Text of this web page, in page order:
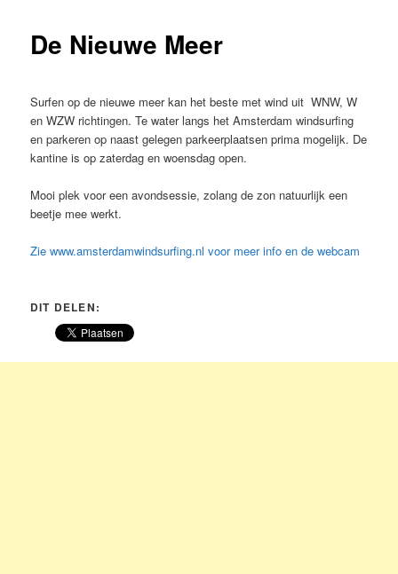
De Nieuwe Meer
Surfen op de nieuwe meer kan het beste met wind uit WNW, W
en WZW richtingen. Te water langs het Amsterdam windsurfing
en parkeren op naast gelegen parkeerplaatsen prima mogelijk. De
kantine is op zaterdag en woensdag open.
Mooi plek voor een avondsessie, zolang de zon natuurlijk een
beetje mee werkt.
Zie www.amsterdamwindsurfing.nl voor meer info en de webcam
DIT DELEN: